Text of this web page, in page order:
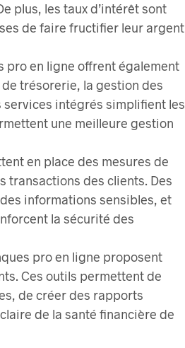
plus, les taux d’intérêt sont
de faire fructifier leur argent
pro en ligne offrent également
trésorerie, la gestion des
intégrés simplifient les
une meilleure gestion
en place des mesures de
transactions des clients. Des
informations sensibles, et
la sécurité des
pro en ligne proposent
Ces outils permettent de
de créer des rapports
de la santé financière de